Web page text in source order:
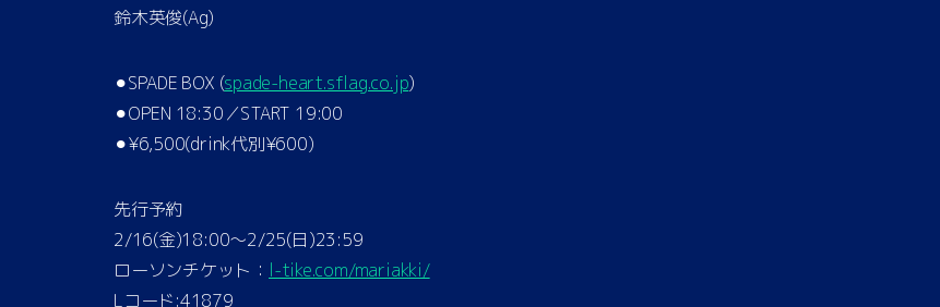
鈴木英俊(Ag)
⚫︎SPADE BOX (spade-heart.sflag.co.jp)
⚫︎OPEN 18:30／START 19:00
⚫︎¥6,500(drink代別¥600)
先行予約
2/16(金)18:00〜2/25(日)23:59
ローソンチケット： l-tike.com/mariakki/
Lコード:41879